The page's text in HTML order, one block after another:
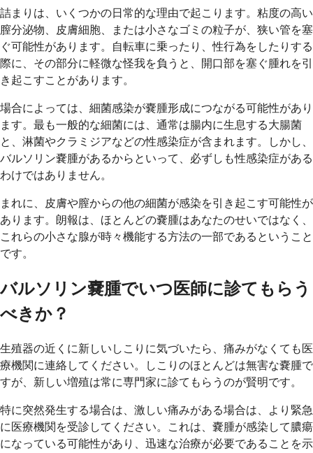
詰まりは、いくつかの日常的な理由で起こります。粘度の高い
膣分泌物、皮膚細胞、または小さなゴミの粒子が、狭い管を塞
ぐ可能性があります。自転車に乗ったり、性行為をしたりする
際に、その部分に軽微な怪我を負うと、開口部を塞ぐ腫れを引
き起こすことがあります。
場合によっては、細菌感染が嚢腫形成につながる可能性があり
ます。最も一般的な細菌には、通常は腸内に生息する大腸菌
と、淋菌やクラミジアなどの性感染症が含まれます。しかし、
バルソリン嚢腫があるからといって、必ずしも性感染症がある
わけではありません。
まれに、皮膚や膣からの他の細菌が感染を引き起こす可能性が
あります。朗報は、ほとんどの嚢腫はあなたのせいではなく、
これらの小さな腺が時々機能する方法の一部であるということ
です。
バルソリン嚢腫でいつ医師に診てもらう
べきか？
生殖器の近くに新しいしこりに気づいたら、痛みがなくても医
療機関に連絡してください。しこりのほとんどは無害な嚢腫で
すが、新しい増殖は常に専門家に診てもらうのが賢明です。
特に突然発生する場合は、激しい痛みがある場合は、より緊急
に医療機関を受診してください。これは、嚢腫が感染して膿瘍
になっている可能性があり、迅速な治療が必要であることを示